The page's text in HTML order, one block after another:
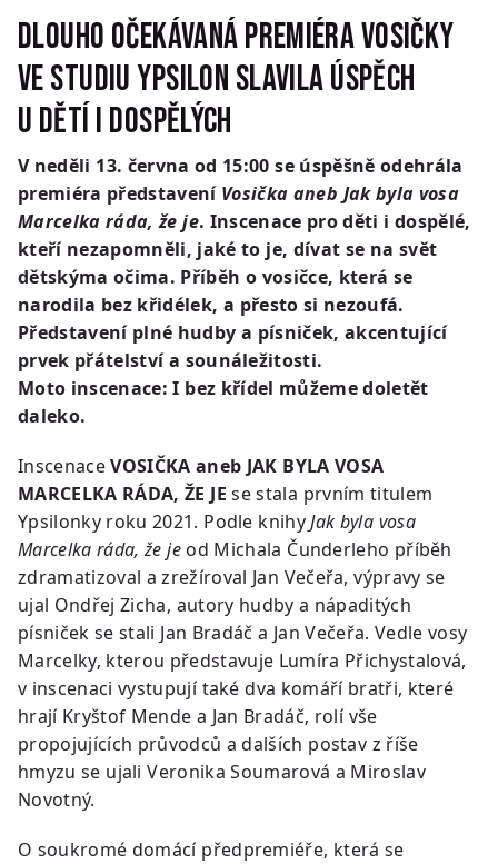
Dlouho očekávaná premiéra Vosičky
ve Studiu Ypsilon slavila úspěch
u dětí i dospělých
V neděli 13. června od 15:00 se úspěšně odehrála
premiéra představení Vosička aneb Jak byla vosa
Marcelka ráda, že je. Inscenace pro děti i dospělé,
kteří nezapomněli, jaké to je, dívat se na svět
dětskýma očima. Příběh o vosičce, která se
narodila bez křidélek, a přesto si nezoufá.
Představení plné hudby a písniček, akcentující
prvek přátelství a sounáležitosti.
Moto inscenace: I bez křídel můžeme doletět
daleko.
InscenaceVOSIČKA aneb JAK BYLA VOSA
MARCELKA RÁDA, ŽE JE se stala prvním titulem
Ypsilonky roku 2021. Podle knihyJak byla vosa
Marcelka ráda, že jeod Michala Čunderleho příběh
zdramatizoval a zrežíroval Jan Večeřa, výpravy se
ujal Ondřej Zicha, autory hudby a nápaditých
písniček se stali Jan Bradáč a Jan Večeřa. Vedle vosy
Marcelky, kterou představuje Lumíra Přichystalová,
v inscenaci vystupují také dva komáří bratři, které
hrají Kryštof Mende a Jan Bradáč, rolí vše
propojujících průvodců a dalších postav z říše
hmyzu se ujali Veronika Soumarová a Miroslav
Novotný.
O soukromé domácí předpremiéře, která se